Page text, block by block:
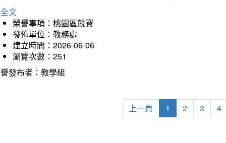
文
榮譽事項：桃園區競賽
發佈單位：教務處
建立時間：2026-06-06
瀏覽次數：251
發布者：教學組
上一頁 1 2 3 4